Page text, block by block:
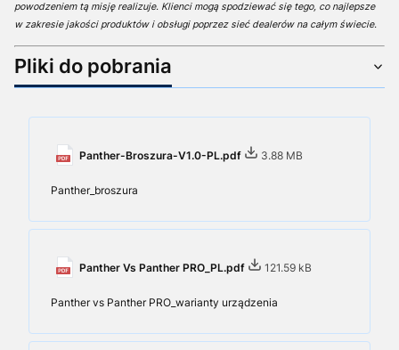
powodzeniem tą misję realizuje. Klienci mogą spodziewać się tego, co najlepsze
w zakresie jakości produktów i obsługi poprzez sieć dealerów na całym świecie.
Pliki do pobrania
Panther-Broszura-V1.0-PL.pdf 3.88 MB
Panther_broszura
Panther Vs Panther PRO_PL.pdf 121.59 kB
Panther vs Panther PRO_warianty urządzenia